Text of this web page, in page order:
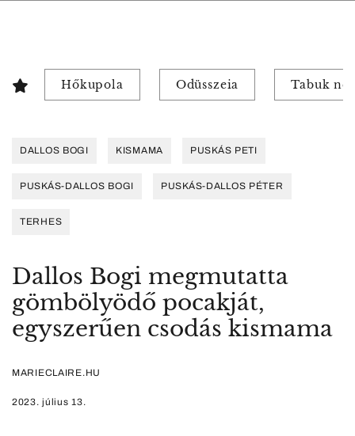
Hőkupola Odüsszeia Tabuk
DALLOS BOGI KISMAMA PUSKÁS PETI
PUSKÁS-DALLOS BOGI PUSKÁS-DALLOS PÉTER
TERHES
Dallos Bogi megmutatta
gömbölyödő pocakját,
egyszerűen csodás kismama
MARIECLAIRE.HU
2023. július 13.